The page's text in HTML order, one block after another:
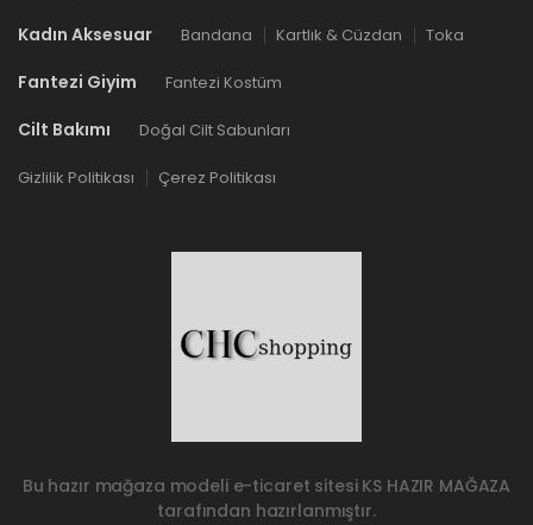
Kadın Aksesuar Bandana Kartlık & Cüzdan Toka
Fantezi Giyim Fantezi Kostüm
Cilt Bakımı Doğal Cilt Sabunları
Gizlilik Politikası Çerez Politikası
Bu hazır mağaza modeli e-ticaret sitesi KS HAZIR MAĞAZA
tarafından hazırlanmıştır.